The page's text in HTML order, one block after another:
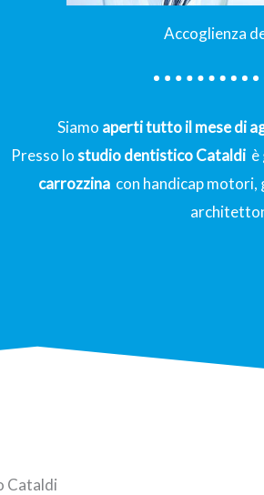
Accoglienza
Siamo aperti tutto il mese di
Presso lostudio dentistico Cataldi è
carrozzinacon handicap motori,
Cataldi